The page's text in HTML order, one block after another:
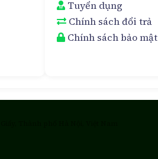
Tuyển dụng
Chính sách đổi trả
Chính sách bảo mật